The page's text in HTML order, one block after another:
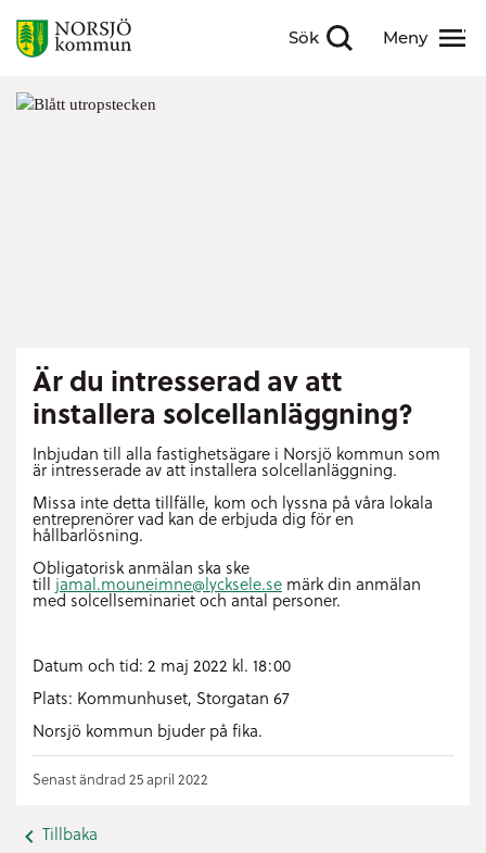
Sök
Visa sökfält Meny
Visa meny
Är du intresserad av att
installera solcellanläggning?
Inbjudan till alla fastighetsägare i Norsjö kommun som
är intresserade av att installera solcellanläggning.
Missa inte detta tillfälle, kom och lyssna på våra lokala
entreprenörer vad kan de erbjuda dig för en
hållbarlösning.
Obligatorisk anmälan ska ske
till jamal.mouneimne@lycksele.se märk din anmälan
med solcellseminariet och antal personer.
Datum och tid: 2 maj 2022 kl. 18:00
Plats: Kommunhuset, Storgatan 67
Norsjö kommun bjuder på fika.
Senast ändrad 25 april 2022
Tillbaka